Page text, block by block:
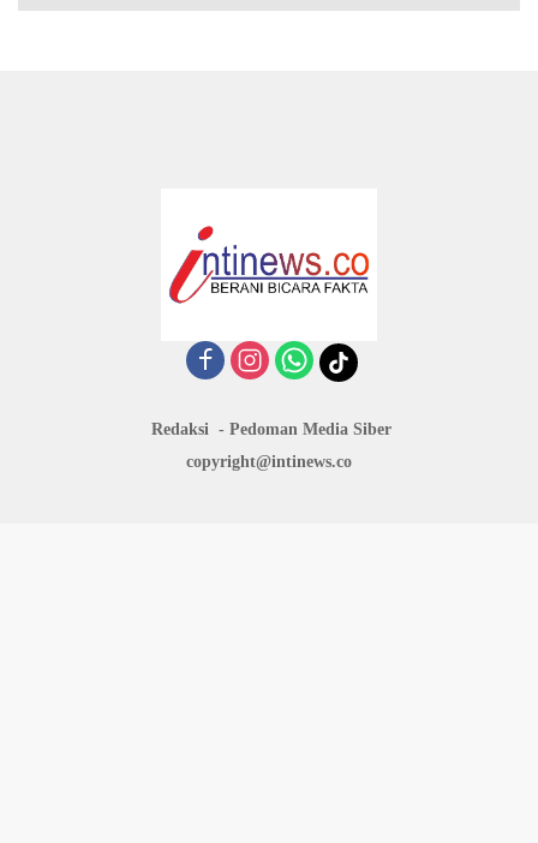
Redaksi
Pedoman Media Siber
copyright@intinews.co